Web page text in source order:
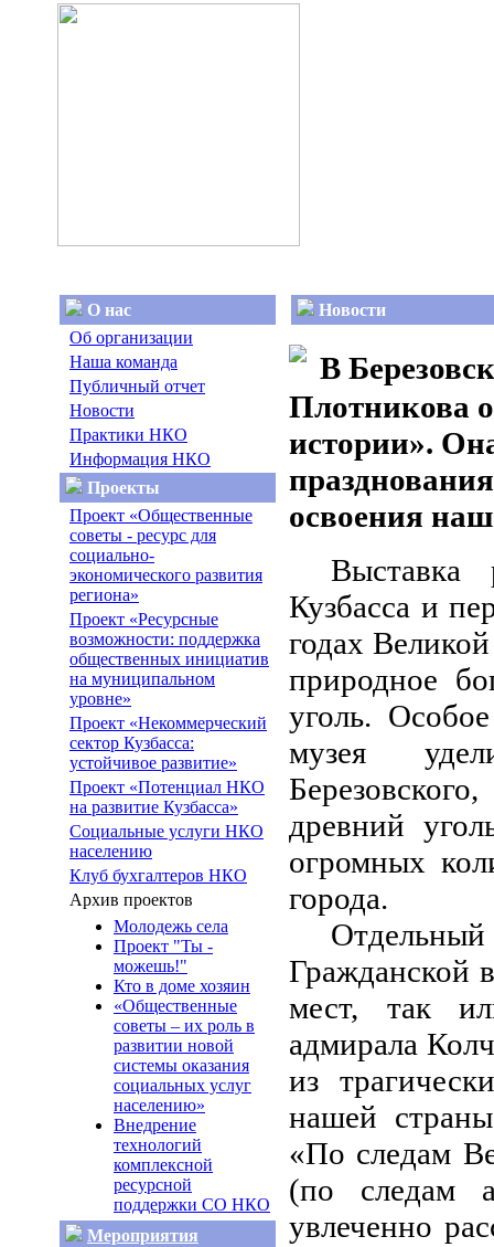
О нас
Об организации
Наша команда
Публичный отчет
Новости
Практики НКО
Информация НКО
Проекты
Проект «Общественные
советы - ресурс для
социально-
экономического развития
региона»
Проект «Ресурсные
возможности: поддержка
общественных инициатив
на муниципальном
уровне»
Проект «Некоммерческий
сектор Кузбасса:
устойчивое развитие»
Проект «Потенциал НКО
на развитие Кузбасса»
Социальные услуги НКО
населению
Клуб бухгалтеров НКО
Архив проектов
Молодежь села
Проект "Ты -
можешь!"
Кто в доме хозяин
«Общественные
советы – их роль в
развитии новой
системы оказания
социальных услуг
населению»
Внедрение
технологий
комплексной
ресурсной
поддержки СО НКО
Мероприятия
Новости
В
Плотникова
истории».
освоения
Выставка
Кузбасса и
годах
природное
уголь.
музея
древний
огромных
города.
Гражданской
мест, так
адмирала
из
нашей
«По следам
(по следам
увлеченно